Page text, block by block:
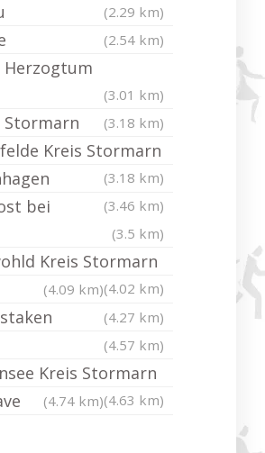
(2.29 km)
(2.54 km)
Herzogtum
(3.01 km)
Stormarn (3.18 km)
Kreis Stormarn
(3.18 km)
(3.46 km)
bei
(3.5 km)
Kreis Stormarn
(4.02 km)
(4.09 km)
(4.27 km)
(4.57 km)
Kreis Stormarn
(4.63 km)
(4.74 km)